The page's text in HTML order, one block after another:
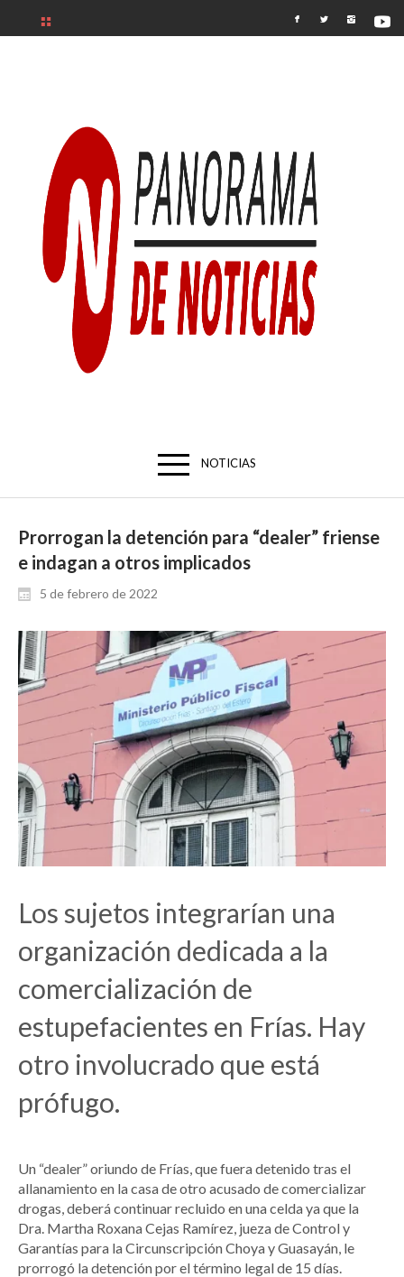
NOTICIAS
Prorrogan la detención para “dealer” friense
e indagan a otros implicados
5 de febrero de 2022
Los sujetos integrarían una
organización dedicada a la
comercialización de
estupefacientes en Frías. Hay
otro involucrado que está
prófugo.
Un “dealer” oriundo de Frías, que fuera detenido tras el
allanamiento en la casa de otro acusado de comercializar
drogas, deberá continuar recluido en una celda ya que la
Dra. Martha Roxana Cejas Ramírez, jueza de Control y
Garantías para la Circunscripción Choya y Guasayán, le
prorrogó la detención por el término legal de 15 días.